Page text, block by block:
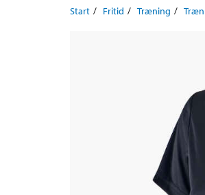
Start Fritid Træning